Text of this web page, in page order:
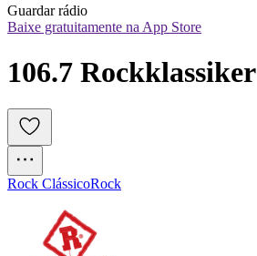
Guardar rádio
Baixe gratuitamente na App Store
106.7 Rockklassiker
Rock ClássicoRock